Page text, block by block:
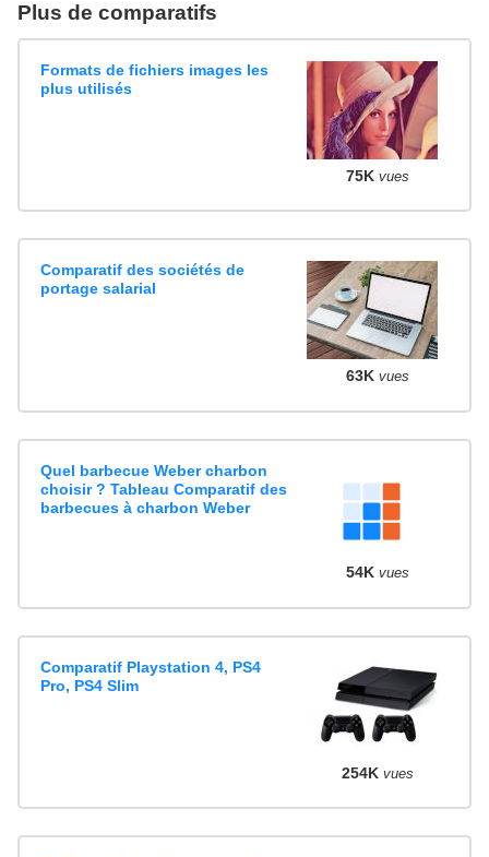
Plus de comparatifs
Formats de fichiers images les
plus utilisés
75K vues
Comparatif des sociétés de
portage salarial
63K vues
Quel barbecue Weber charbon
choisir ? Tableau Comparatif des
barbecues à charbon Weber
54K vues
Comparatif Playstation 4, PS4
Pro, PS4 Slim
254K vues